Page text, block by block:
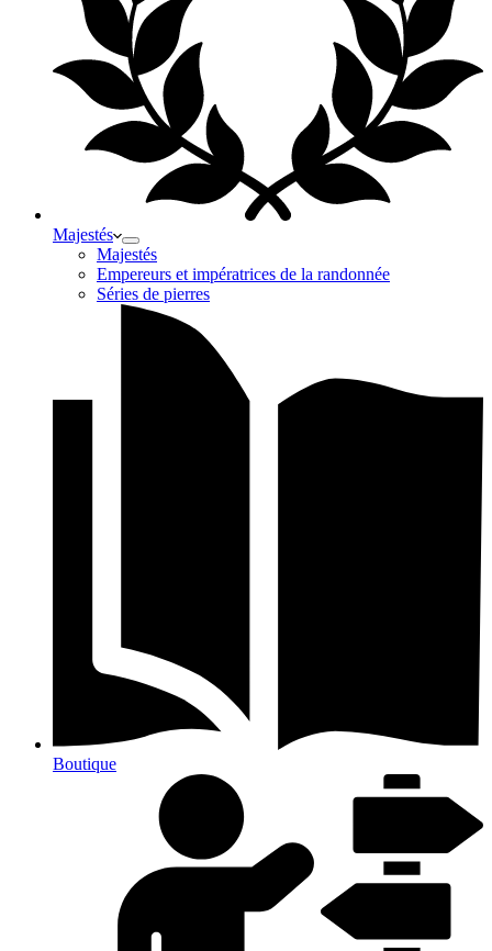
Majestés
Majestés
Empereurs et impératrices de la randonnée
Séries de pierres
Boutique